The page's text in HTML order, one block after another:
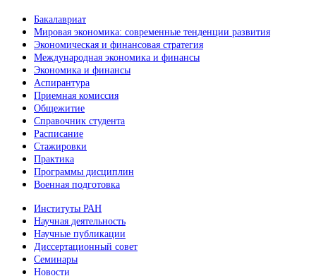
Бакалавриат
Мировая экономика: современные тенденции развития
Экономическая и финансовая стратегия
Международная экономика и финансы
Экономика и финансы
Аспирантура
Приемная комиссия
Общежитие
Справочник студента
Расписание
Стажировки
Практика
Программы дисциплин
Военная подготовка
Институты РАН
Научная деятельность
Научные публикации
Диссертационный совет
Семинары
Новости